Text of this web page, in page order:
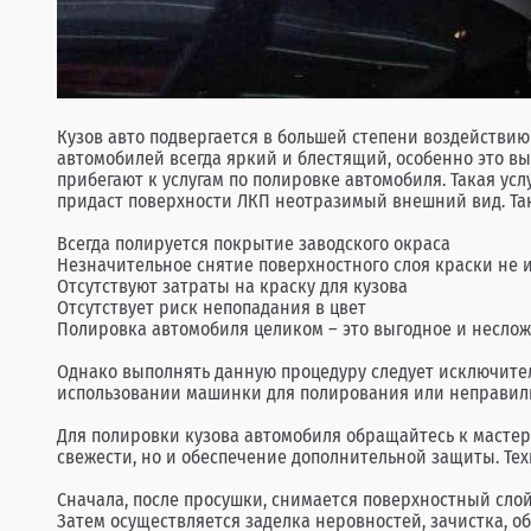
Кузов авто подвергается в большей степени
автомобилей всегда яркий и блестящий, особенно это
прибегают к услугам по полировке автомобиля. Такая
придаст поверхности ЛКП неотразимый внешний вид.
Всегда полируется покрытие заводского окраса
Незначительное снятие поверхностного слоя краски не
Отсутствуют затраты на краску для кузова
Отсутствует риск непопадания в цвет
Полировка автомобиля целиком – это выгодное и
Однако выполнять данную процедуру следует
использовании машинки для полирования или
Для полировки кузова автомобиля обращайтесь к
свежести, но и обеспечение дополнительной защиты.
Сначала, после просушки, снимается поверхностный
Затем осуществляется заделка неровностей, зачистка,